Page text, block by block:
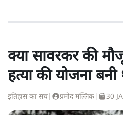
क्या सावरकर की
हत्या की योजना बनी
इतिहास का सच प्रमोद मल्लिक 30